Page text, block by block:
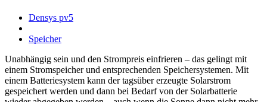
Densys pv5
Speicher
Unabhängig sein und den Strompreis einfrieren – das gelingt mit
einem Stromspeicher und entsprechenden Speichersystemen. Mit
einem Batteriesystem kann der tagsüber erzeugte Solarstrom
gespeichert werden und dann bei Bedarf von der Solarbatterie